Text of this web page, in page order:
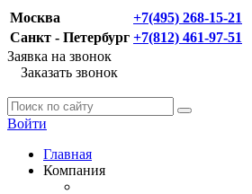
Москва
+7(495) 268-15-21
Санкт - Петербург +7(812) 461-97-51
Заявка на звонок
Заказать звонок
Войти
Главная
Компания